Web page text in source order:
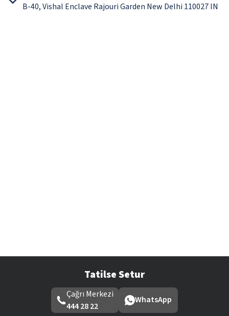
B-40, Vishal Enclave Rajouri Garden New Delhi 110027 IN
Tatilse Setur
Çağrı Merkezi
444 28 22
WhatsApp